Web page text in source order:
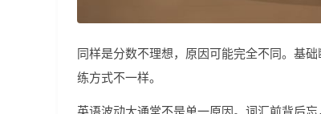
同样是分数不理想，原因可能完全不同。基
练方式不一样。